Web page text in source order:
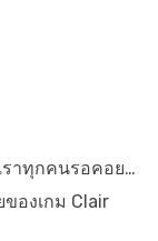
ราทุกคนรอคอย…
องเกม Clair